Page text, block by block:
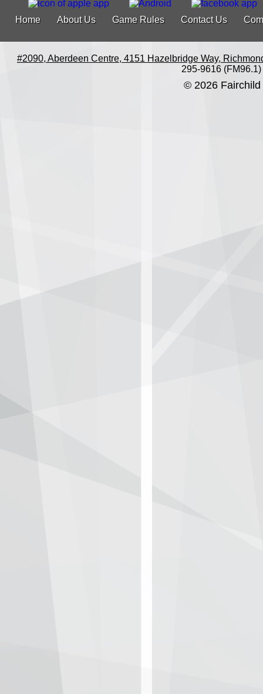
Home About Us Game Rules Contact Us
#2090, Aberdeen Centre, 4151 Hazelbridge Way,
295-9616 (FM96.1)
© 2026 Fairchild